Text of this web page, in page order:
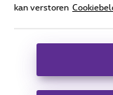
Algemene
Deze website is
Koning Albert II-laan
kan verstoren